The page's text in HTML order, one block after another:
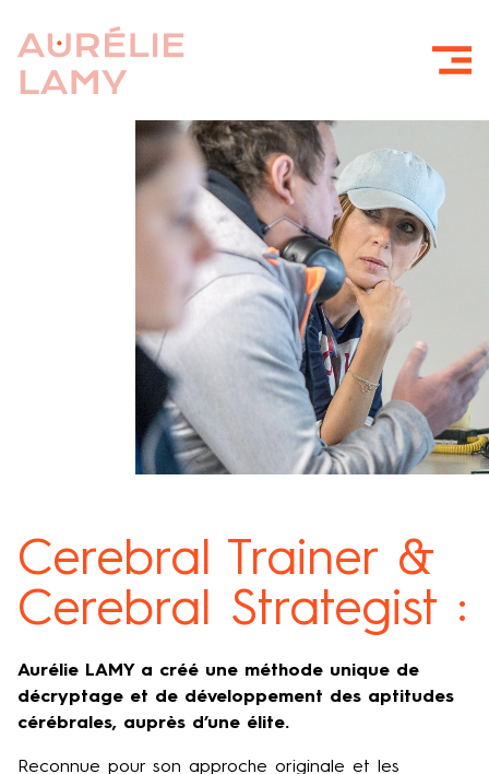
Cerebral Trainer &
Cerebral Strategist :
Aurélie LAMY a créé une méthode unique de
décryptage et de développement des aptitudes
cérébrales, auprès d’une élite.
Reconnue pour son approche originale et les